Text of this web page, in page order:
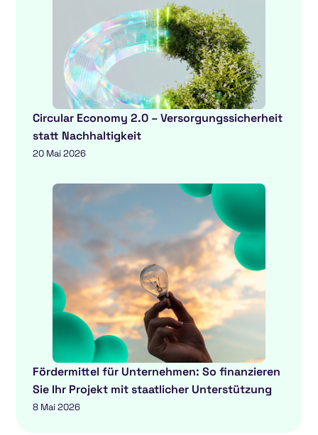
Circular Economy 2.0 – Versorgungssicherheit
statt Nachhaltigkeit
20 Mai 2026
Fördermittel für Unternehmen: So finanzieren
Sie Ihr Projekt mit staatlicher Unterstützung
8 Mai 2026